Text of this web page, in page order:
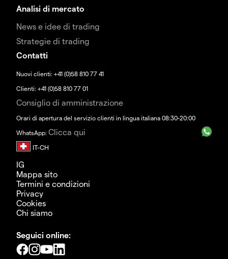
Analisi di mercato
News e idee di trading
Strategie di trading
Contatti
Nuovi clienti: +41 (0)58 810 77 41
Clienti: +41 (0)58 810 77 01
Consiglio di amministrazione
Orari di apertura del servizio clienti in lingua italiana 08:30-20:00
WhatsApp: Clicca qui
IG
Mappa sito
Termini e condizioni
Privacy
Cookies
Chi siamo
Seguici online: